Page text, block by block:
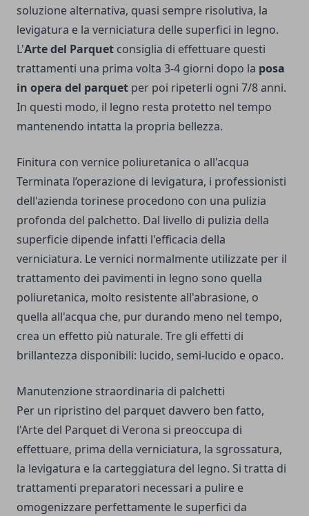
soluzione alternativa, quasi sempre risolutiva, la
levigatura e la verniciatura delle superfici in legno.
L'Arte del Parquet consiglia di effettuare questi
trattamenti una prima volta 3-4 giorni dopo la posa
in opera del parquet per poi ripeterli ogni 7/8 anni.
In questi modo, il legno resta protetto nel tempo
mantenendo intatta la propria bellezza.
Finitura con vernice poliuretanica o all'acqua
Terminata l’operazione di levigatura, i professionisti
dell'azienda torinese procedono con una pulizia
profonda del palchetto. Dal livello di pulizia della
superficie dipende infatti l'efficacia della
verniciatura. Le vernici normalmente utilizzate per il
trattamento dei pavimenti in legno sono quella
poliuretanica, molto resistente all'abrasione, o
quella all'acqua che, pur durando meno nel tempo,
crea un effetto più naturale. Tre gli effetti di
brillantezza disponibili: lucido, semi-lucido e opaco.
Manutenzione straordinaria di palchetti
Per un ripristino del parquet davvero ben fatto,
l'Arte del Parquet di Verona si preoccupa di
effettuare, prima della verniciatura, la sgrossatura,
la levigatura e la carteggiatura del legno. Si tratta di
trattamenti preparatori necessari a pulire e
omogenizzare perfettamente le superfici da